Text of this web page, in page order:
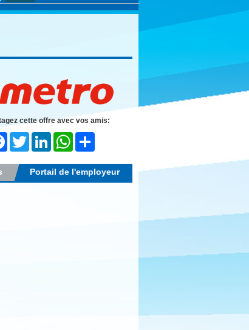
cette offre avec vos amis:
FacebookTwitter LinkedIn WhatsApp
Portail de l'employeur